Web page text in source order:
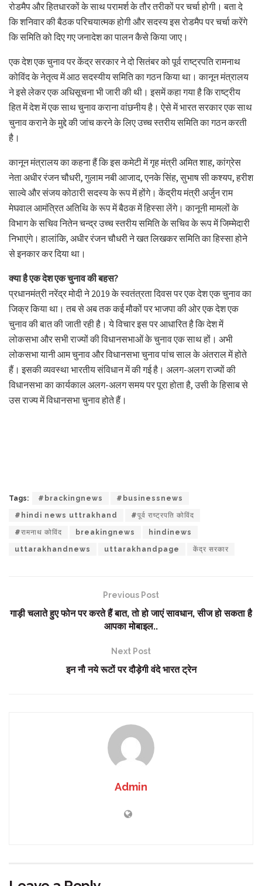
रोडमैप और हितधारकों के साथ परामर्श के तौर तरीकों पर चर्चा होगी। बता दे
कि शनिवार की बैठक परिचयात्मक होगी और सदस्य इस रोडमैप पर चर्चा करेंगे
कि समिति को दिए गए जनादेश का पालन कैसे किया जाए।
एक देश एक चुनाव पर केंद्र सरकार ने दो सितंबर को पूर्व राष्ट्रपति रामनाथ
कोविंद के नेतृत्व में आठ सदस्यीय समिति का गठन किया था। कानून मंत्रालय
ने इसे लेकर एक अधिसूचना भी जारी की थी। इसमें कहा गया है कि राष्ट्रीय
हित में देश में एक साथ चुनाव कराना वांछनीय है। ऐसे में भारत सरकार एक साथ
चुनाव कराने के मुद्दे की जांच करने के लिए उच्च स्तरीय समिति का गठन करती
है।
कानून मंत्रालय का कहना हैं कि इस कमेटी में गृह मंत्री अमित शाह, कांग्रेस
नेता अधीर रंजन चौधरी, गुलाम नबी आजाद, एनके सिंह, सुभाष सी कश्यप, हरीश
साल्वे और संजय कोठारी सदस्य के रूप में होंगे। केंद्रीय मंत्री अर्जुन राम
मेघवाल आमंत्रित अतिथि के रूप में बैठक में हिस्सा लेंगे। कानूनी मामलों के
विभाग के सचिव नितेन चन्द्र उच्च स्तरीय समिति के सचिव के रूप में जिम्मेदारी
निभाएंगे। हालांकि, अधीर रंजन चौधरी ने खत लिखकर समिति का हिस्सा होने
से इनकार कर दिया था।
क्या है एक देश एक चुनाव की बहस?
प्रधानमंत्री नरेंद्र मोदी ने 2019 के स्वतंत्रता दिवस पर एक देश एक चुनाव का
जिक्र किया था। तब से अब तक कई मौकों पर भाजपा की ओर एक देश एक
चुनाव की बात की जाती रही है। ये विचार इस पर आधारित है कि देश में
लोकसभा और सभी राज्यों की विधानसभाओं के चुनाव एक साथ हों। अभी
लोकसभा यानी आम चुनाव और विधानसभा चुनाव पांच साल के अंतराल में होते
हैं। इसकी व्यवस्था भारतीय संविधान में की गई है। अलग-अलग राज्यों की
विधानसभा का कार्यकाल अलग-अलग समय पर पूरा होता है, उसी के हिसाब से
उस राज्य में विधानसभा चुनाव होते हैं।
Tags: #brackingnews #businessnews
#hindi news uttrakhand #पूर्व राष्ट्रपति कोविंद
#रामनाथ कोविंद breakingnews hindinews
uttarakhandnews uttarakhandpage केंद्र सरकार
Previous Post
गाड़ी चलाते हुए फोन पर करते हैं बात, तो हो जाएं सावधान, सीज हो सकता है
आपका मोबाइल..
Next Post
इन नौ नये रूटों पर दौड़ेगी वंदे भारत ट्रेन
Admin